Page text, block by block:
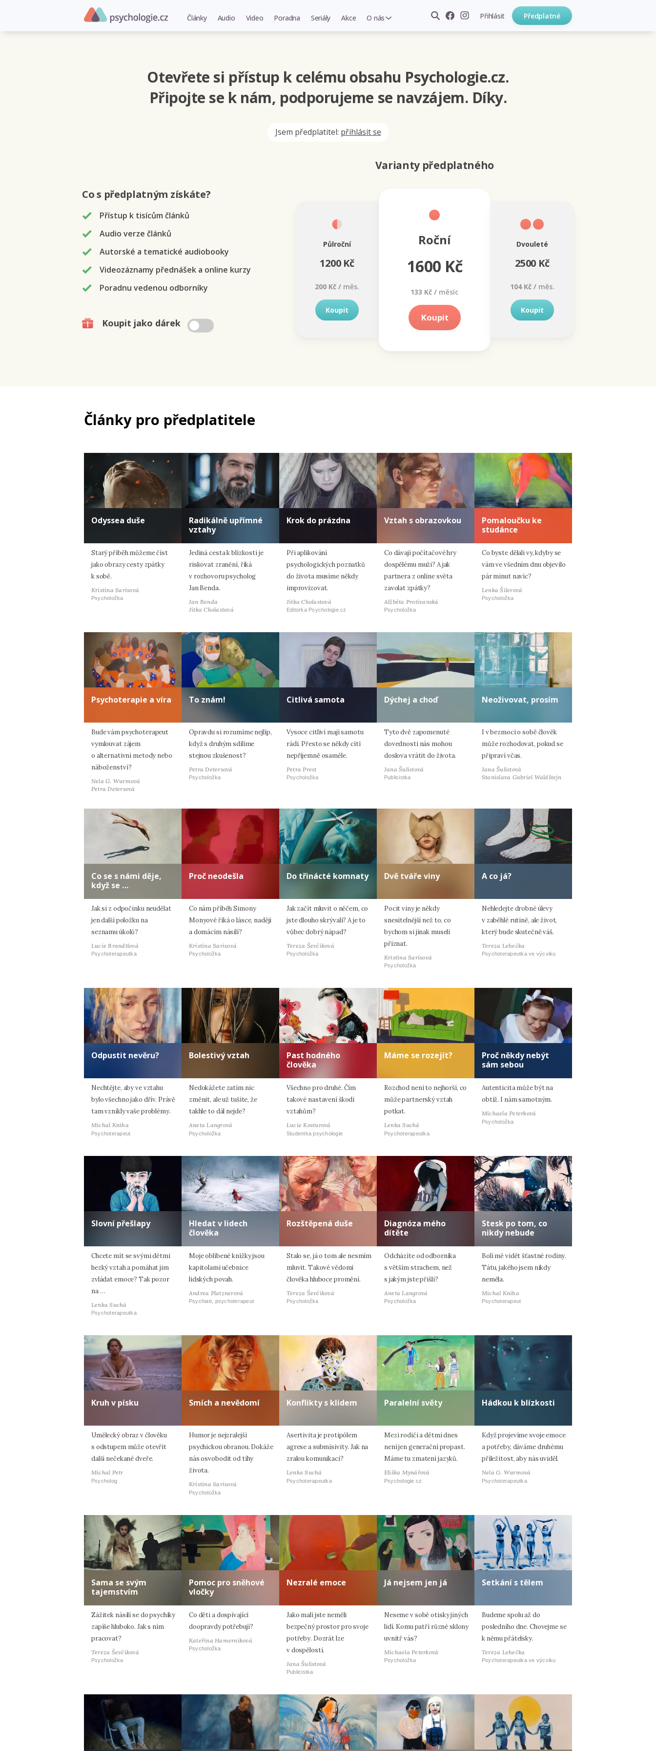
Články Audio Video Poradna Seriály Akce O nás Přihlásit Předplatné
Otevřete si přístup k celému obsahu Psychologie.cz.
Připojte se k nám, podporujeme se navzájem. Díky.
Jsem předplatitel: přihlásit se
Co s předplatným získáte?
Přístup k tisícům článků
Audio verze článků
Autorské a tematické audiobooky
Videozáznamy přednášek a online kurzy
Poradnu vedenou odborníky
Koupit jako dárek
Varianty předplatného
Půlroční
1200 Kč
200 Kč /měs.
Koupit
Roční
1600 Kč
133 Kč / měsíc
Koupit
Dvouleté
2500 Kč
104 Kč /měs.
Koupit
Články pro předplatitele
Odyssea duše
Starý příběh můžeme číst
jako obrazy cesty zpátky
k sobě.
Kristina Sarisová
Psycholožka
Radikálně upřímné
vztahy
Jediná cesta k blízkosti je
riskovat zranění, říká
v rozhovoru psycholog
Jan Benda.
Jan Benda
Jitka Cholastová
Krok do prázdna
Při aplikování
psychologických poznatků
do života musíme někdy
improvizovat.
Jitka Cholastová
Editorka Psychologie.cz
Vztah s obrazovkou
Co dávají počítačové hry
dospělému muži? A jak
partnera z online světa
zavolat zpátky?
Alžběta Protivanská
Psycholožka
Pomaloučku ke
studánce
Co byste dělali vy, kdyby se
vám ve všedním dnu objevilo
pár minut navíc?
Lenka Šilerová
Psycholožka
Psychoterapie a víra
Bude vám psychoterapeut
vymlouvat zájem
o alternativní metody nebo
náboženství?
Nela G. Wurmová
Petra Detersová
To znám!
Opravdu si rozumíme nejlíp,
když s druhým sdílíme
stejnou zkušenost?
Petra Detersová
Psycholožka
Citlivá samota
Vysoce citliví mají samotu
rádi. Přesto se někdy cítí
nepříjemně osaměle.
Petra Prest
Psycholožka
Dýchej a choď
Tyto dvě zapomenuté
dovednosti nás mohou
doslova vrátit do života.
Jana Šulistová
Publicistka
Neoživovat, prosím
I v bezmoci o sobě člověk
může rozhodovat, pokud se
připraví včas.
Jana Šulistová
Stanislava Gabriel Waldštejn
Co se s námi děje,
když se …
Jak si z odpočinku neudělat
jen další položku na
seznamu úkolů?
Lucie Brandtlová
Psychoterapeutka
Proč neodešla
Co nám příběh Simony
Monyové říká o lásce, naději
a domácím násilí?
Kristina Sarisová
Psycholožka
Do třinácté komnaty
Jak začít mluvit o něčem, co
jste dlouho skrývali? A je to
vůbec dobrý nápad?
Tereza Ševčíková
Psycholožka
Dvě tváře viny
Pocit viny je někdy
snesitelnější než to, co
bychom si jinak museli
přiznat.
Kristina Sarisová
Psycholožka
A co já?
Nehledejte drobné úlevy
v zaběhlé rutině, ale život,
který bude skutečně váš.
Tereza Lehečka
Psychoterapeutka ve výcviku
Odpustit nevěru?
Nechtějte, aby ve vztahu
bylo všechno jako dřív. Právě
tam vznikly vaše problémy.
Michal Kniha
Psychoterapeut
Bolestivý vztah
Nedokážete zatím nic
změnit, ale už tušíte, že
takhle to dál nejde?
Aneta Langrová
Psycholožka
Past hodného
člověka
Všechno pro druhé. Čím
takové nastavení škodí
vztahům?
Lucie Kosturová
Studentka psychologie
Máme se rozejít?
Rozchod není to nejhorší, co
může partnerský vztah
potkat.
Lenka Suchá
Psychoterapeutka
Proč někdy nebýt
sám sebou
Autenticita může být na
obtíž. I nám samotným.
Michaela Peterková
Psycholožka
Slovní přešlapy
Chcete mít se svými dětmi
hezký vztah a pomáhat jim
zvládat emoce? Tak pozor
na …
Lenka Suchá
Psychoterapeutka
Hledat v lidech
člověka
Moje oblíbené knížky jsou
kapitolami učebnice
lidských povah.
Andrea Platznerová
Psychiatr, psychoterapeut
Rozštěpená duše
Stalo se, já o tom ale nesmím
mluvit. Takové vědomí
člověka hluboce promění.
Tereza Ševčíková
Psycholožka
Diagnóza mého
dítěte
Odcházíte od odborníka
s větším strachem, než
s jakým jste přišli?
Aneta Langrová
Psycholožka
Stesk po tom, co
nikdy nebude
Bolí mě vidět šťastné rodiny.
Tátu, jakého jsem nikdy
neměla.
Michal Kniha
Psychoterapeut
Kruh v písku
Umělecký obraz v člověku
s odstupem může otevřít
další nečekané dveře.
Michal Petr
Psycholog
Smích a nevědomí
Humor je nejzralejší
psychickou obranou. Dokáže
nás osvobodit od tíhy
života.
Kristina Sarisová
Psycholožka
Konflikty s klidem
Asertivita je protipólem
agrese a submisivity. Jak na
zralou komunikaci?
Lenka Suchá
Psychoterapeutka
Paralelní světy
Mezi rodiči a dětmi dnes
není jen generační propast.
Máme tu zmatení jazyků.
Eliška Mynářová
Psychologie.cz
Hádkou k blízkosti
Když projevíme svoje emoce
a potřeby, dáváme druhému
příležitost, aby nás uviděl.
Nela G. Wurmová
Psychoterapeutka
Sama se svým
tajemstvím
Zážitek násilí se do psychiky
zapíše hluboko. Jak s ním
pracovat?
Tereza Ševčíková
Psycholožka
Pomoc pro sněhové
vločky
Co děti a dospívající
doopravdy potřebují?
Kateřina Hamerníková
Psycholožka
Nezralé emoce
Jako malí jste neměli
bezpečný prostor pro svoje
potřeby. Dozrát lze
v dospělosti.
Jana Šulistová
Publicistka
Já nejsem jen já
Neseme v sobě otisky jiných
lidí. Komu patří různé sklony
uvnitř vás?
Michaela Peterková
Psycholožka
Setkání s tělem
Budeme spolu až do
posledního dne. Chovejme se
k němu přátelsky.
Tereza Lehečka
Psychoterapeutka ve výcviku